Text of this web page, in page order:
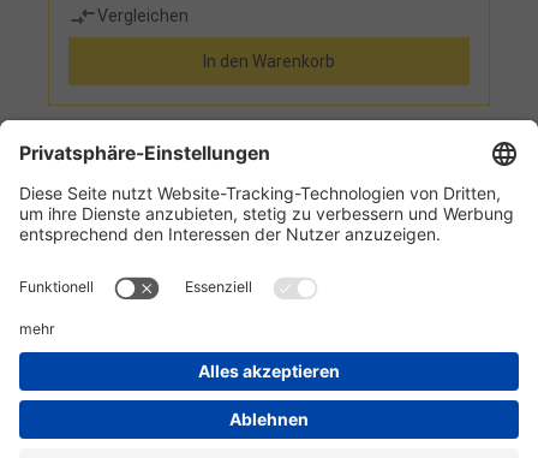
Rissen zwischen Mauerwerk, Beton, Putz und
Fensterbänken, Rolladenkästen, Scheuerleisten und
Fußböden, im Klima- und Lüftungsbau, auch im
Sanitärbe
Vergleichen
In den Warenkorb
1 2 3
Informationen
Kundenservice